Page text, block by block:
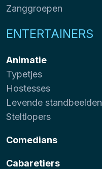
Zanggroepen
ENTERTAINERS
Animatie
Typetjes
Hostesses
Levende standbeelden
Steltlopers
Comedians
Cabaretiers